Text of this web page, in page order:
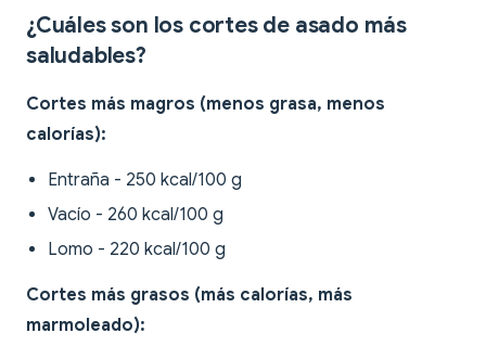
¿Cuáles son los cortes de asado más
saludables?
Cortes más magros (menos grasa, menos
calorías):
Entraña - 250 kcal/100 g
Vacío - 260 kcal/100 g
Lomo - 220 kcal/100 g
Cortes más grasos (más calorías, más
marmoleado):